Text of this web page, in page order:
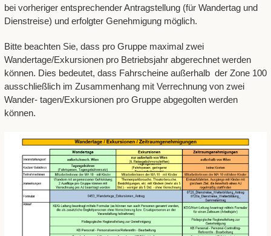
bei vorheriger entsprechender Antragstellung (für Wandertag und
Dienstreise) und erfolgter Genehmigung möglich.
Bitte beachten Sie, dass pro Gruppe maximal zwei
Wandertage/Exkursionen pro Betriebsjahr abgerechnet werden
können. Dies bedeutet, dass Fahrscheine außerhalb der Zone 100
ausschließlich im Zusammenhang mit Verrechnung von zwei
Wander- tagen/Exkursionen pro Gruppe abgegolten werden
können.